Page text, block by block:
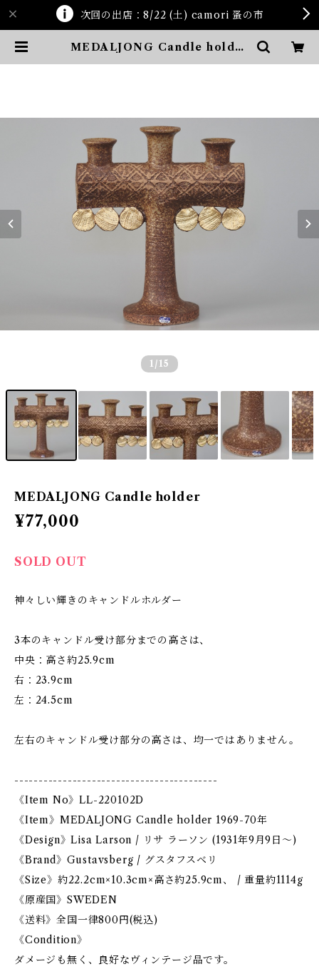
次回の出店：8/22 (土) camori 蚤の市
MEDALJONG Candle holder
1 /15
MEDALJONG Candle holder
¥77,000
SOLD OUT
神々しい輝きのキャンドルホルダー
3本のキャンドル受け部分までの高さは、
中央：高さ約25.9cm
右：23.9cm
左：24.5cm
左右のキャンドル受け部分の高さは、均一ではありません。
------------------------------------------
《Item No》LL-220102D
《Item》MEDALJONG Candle holder 1969-70年
《Design》Lisa Larson / リサ ラーソン (1931年9月9日〜)
《Brand》Gustavsberg / グスタフスベリ
《Size》約22.2cm×10.3cm×高さ約25.9cm、 / 重量約1114g
《原産国》SWEDEN
《送料》全国一律800円(税込)
《Condition》
ダメージも無く、良好なヴィンテージ品です。